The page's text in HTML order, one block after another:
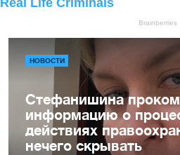
НОВОСТИ
Стефанишина
информацию о
действиях
нечего скрывать